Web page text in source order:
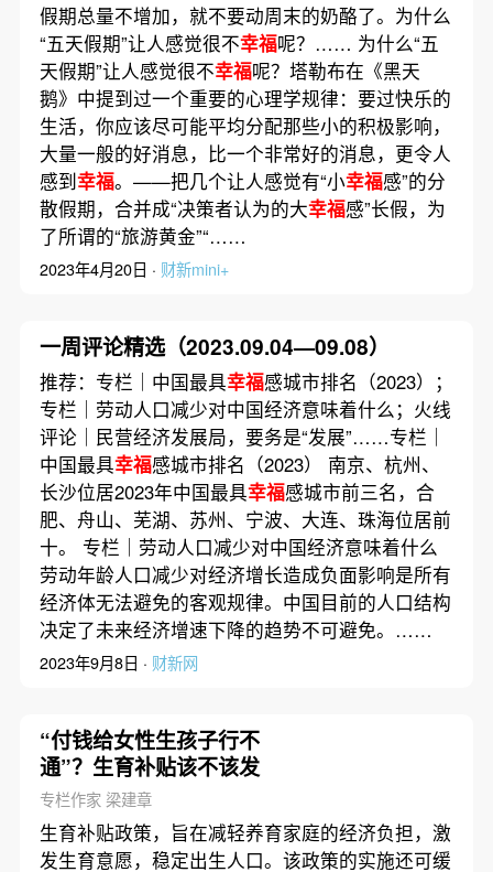
假期总量不增加，就不要动周末的奶酪了。为什么
“五天假期”让人感觉很不幸福呢？…… 为什么“五
天假期”让人感觉很不幸福呢？塔勒布在《黑天
鹅》中提到过一个重要的心理学规律：要过快乐的
生活，你应该尽可能平均分配那些小的积极影响，
大量一般的好消息，比一个非常好的消息，更令人
感到幸福。——把几个让人感觉有“小幸福感”的分
散假期，合并成“决策者认为的大幸福感”长假，为
了所谓的“旅游黄金”“……
2023年4月20日 · 财新mini+
一周评论精选（2023.09.04—09.08）
推荐：专栏｜中国最具幸福感城市排名（2023）；
专栏｜劳动人口减少对中国经济意味着什么；火线
评论｜民营经济发展局，要务是“发展”……专栏｜
中国最具幸福感城市排名（2023） 南京、杭州、
长沙位居2023年中国最具幸福感城市前三名，合
肥、舟山、芜湖、苏州、宁波、大连、珠海位居前
十。 专栏｜劳动人口减少对中国经济意味着什么
劳动年龄人口减少对经济增长造成负面影响是所有
经济体无法避免的客观规律。中国目前的人口结构
决定了未来经济增速下降的趋势不可避免。……
2023年9月8日 · 财新网
“付钱给女性生孩子行不
通”？生育补贴该不该发
专栏作家 梁建章
生育补贴政策，旨在减轻养育家庭的经济负担，激
发生育意愿，稳定出生人口。该政策的实施还可缓